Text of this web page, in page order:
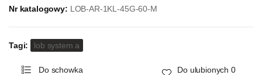
Nr katalogowy: LOB-AR-1KL-45G-60-M
Tagi: lob system a
Do schowka Do ulubionych 0